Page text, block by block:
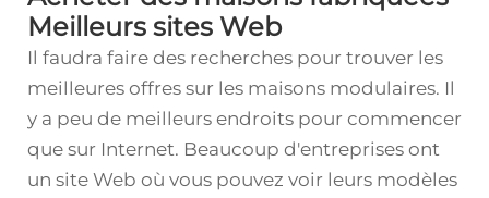
Meilleurs sites Web
Il faudra faire des recherches pour trouver les
meilleures offres sur les maisons modulaires. Il
y a peu de meilleurs endroits pour commencer
que sur Internet. Beaucoup d'entreprises ont
un site Web où vous pouvez voir leurs modèles